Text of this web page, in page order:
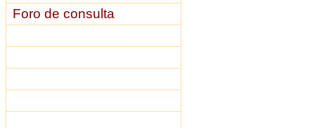
Foro de consulta